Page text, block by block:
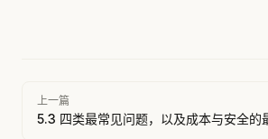
Pager
上一篇
5.3 四类最常见问题，以及成本与安全的